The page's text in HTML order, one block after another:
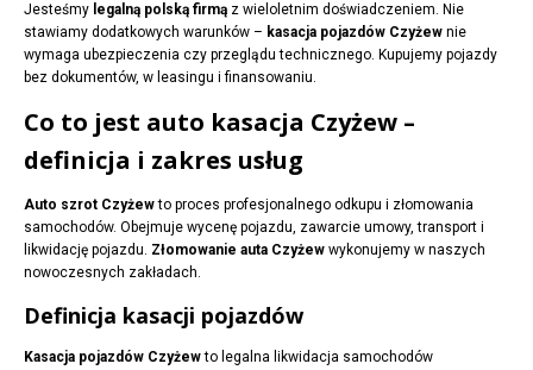
Jesteśmy legalną polską firmą z wieloletnim doświadczeniem. Nie
stawiamy dodatkowych warunków – kasacja pojazdów Czyżew nie
wymaga ubezpieczenia czy przeglądu technicznego. Kupujemy pojazdy
bez dokumentów, w leasingu i finansowaniu.
Co to jest auto kasacja Czyżew –
definicja i zakres usług
Auto szrot Czyżewto proces profesjonalnego odkupu i złomowania
samochodów. Obejmuje wycenę pojazdu, zawarcie umowy, transport i
likwidację pojazdu. Złomowanie auta Czyżew wykonujemy w naszych
nowoczesnych zakładach.
Definicja kasacji pojazdów
Kasacja pojazdów Czyżewto legalna likwidacja samochodów